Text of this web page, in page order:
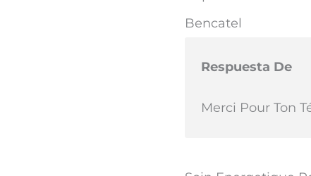
Bencatel
Respuesta De
Merci Pour Ton